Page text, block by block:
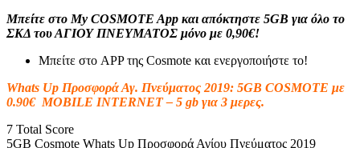
Μπείτε στο My COSMOTE App και απόκτηστε 5GB για όλο το
ΣΚΔ του ΑΓΙΟΥ ΠΝΕΥΜΑΤΟΣ μόνο με 0,90€!
Μπείτε στο APP της Cosmote και ενεργοποιήστε το!
Whats Up Προσφορά Αγ. Πνεύματος 2019: 5GB COSMOTE με
0.90€ MOBILE INTERNET – 5 gb για 3 μερες.
7 Total Score
5GB Cosmote Whats Up Προσφορά Αγίου Πνεύματος 2019